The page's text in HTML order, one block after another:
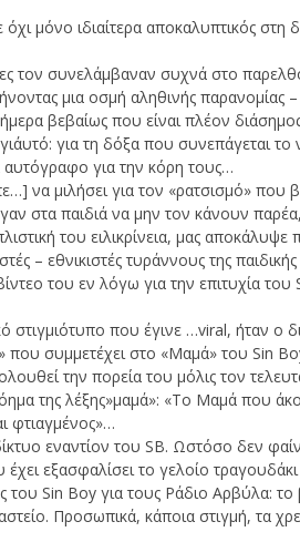
μόνο ιδιαίτερα αποκαλυπτικός στη
τον συνελάμβαναν συχνά στο
μια οσμή αληθινής παρανομίας –
βεβαίως που είναι πλέον
για τη δόξα που συνεπάγεται το
για την κόρη τους…
να μιλήσει για τον «ρατσισμό» που
στα παιδιά να μην τον κάνουν
του ειλικρίνεια, μας αποκάλυψε
– εθνικιστές τυράννους της
του εν λόγω για την επιτυχία του
στιγμιότυπο που έγινε …viral, ήταν o
που συμμετέχει στο «Μαμά» του Sin
την πορεία του μόλις τον
της λέξης»μαμά»: «Το Μαμά που
φτιαγμένος»…
εναντίον του SB. Ωστόσο δεν
εξασφαλίσει το γελοίο
του Sin Boy για τους Ράδιο Αρβύλα: το
Προσωπικά, κάποια στιγμή, τα